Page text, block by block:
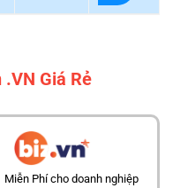
Giá Rẻ
Miễn Phí cho doanh nghiệp